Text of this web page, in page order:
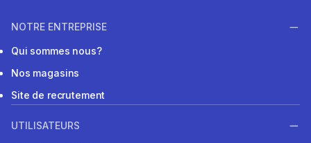
NOTRE ENTREPRISE
Qui sommes nous?
Nos magasins
Site de recrutement
UTILISATEURS